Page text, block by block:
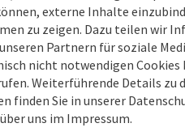
zu einigen seiner
Entdecken Sie Ihr
externe Inhalte
zu zeigen. Dazu teilen wir
Partnern für soziale
nicht notwendigen
Weiterführende Details zu
finden Sie in unserer
uns im Impressum.